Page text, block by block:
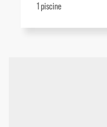
1piscine